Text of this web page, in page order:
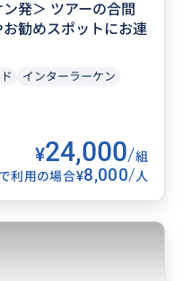
発＞ ツアーの合間
勧めスポットにお連
インターラーケン
¥24,000/組
利用の場合¥8,000/人